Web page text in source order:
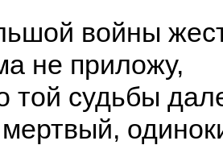
войны
не приложу,
той судьбы